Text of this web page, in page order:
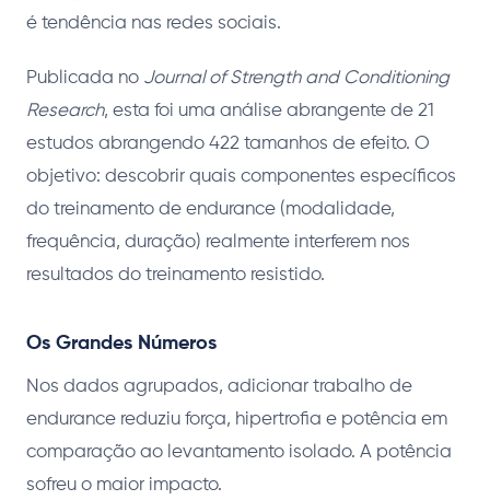
é tendência nas redes sociais.
Publicada no Journal of Strength and Conditioning
Research, esta foi uma análise abrangente de 21
estudos abrangendo 422 tamanhos de efeito. O
objetivo: descobrir quais componentes específicos
do treinamento de endurance (modalidade,
frequência, duração) realmente interferem nos
resultados do treinamento resistido.
Os Grandes Números
Nos dados agrupados, adicionar trabalho de
endurance reduziu força, hipertrofia e potência em
comparação ao levantamento isolado. A potência
sofreu o maior impacto.